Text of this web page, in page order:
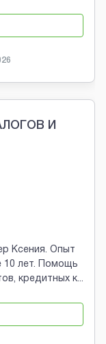
И
Ксения. Опыт
10 лет. Помощь
кредитных к...